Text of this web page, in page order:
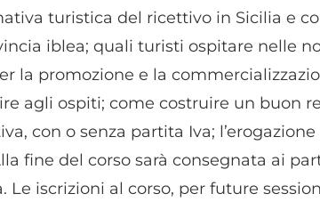
turistica del ricettivo in Sicilia e
iblea; quali turisti ospitare nelle
la promozione e la
agli ospiti; come costruire un buon
con o senza partita Iva; l’erogazione
fine del corso sarà consegnata ai
Le iscrizioni al corso, per future